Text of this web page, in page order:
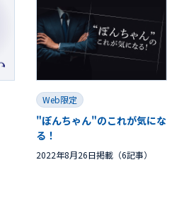
Web限定
"ぽんちゃん"のこれが気にな
る！
2022年8月26日掲載（6記事）